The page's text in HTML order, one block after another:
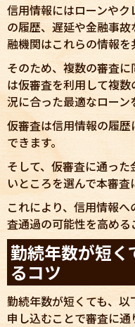
信用情報にはローンや
の履歴、遅延や金融事
融機関はこれらの情報を
そのため、複数の審査
は仮審査を利用して複
況に合った最適なローン
仮審査は信用情報の履
できます。
そして、仮審査に通っ
いところを選んで本審査
これにより、信用情報
査通過の可能性を高める
勤続年数が短く
るコツ
勤続年数が短くても、
申し込むことで審査に通